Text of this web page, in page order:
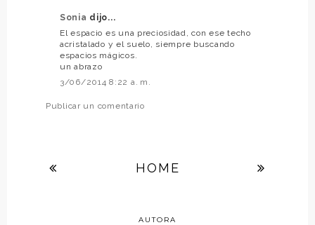
Sonia dijo...
El espacio es una preciosidad, con ese techo
acristalado y el suelo, siempre buscando
espacios mágicos.
un abrazo
3/06/2014 8:22 a. m.
Publicar un comentario
HOME
AUTORA